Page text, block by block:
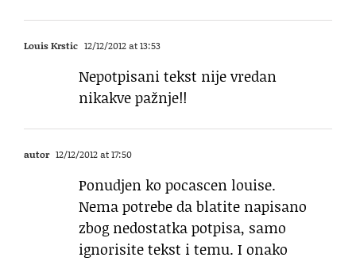
Louis Krstic 12/12/2012 at 13:53
Nepotpisani tekst nije vredan
nikakve pažnje!!
autor 12/12/2012 at 17:50
Ponudjen ko pocascen louise.
Nema potrebe da blatite napisano
zbog nedostatka potpisa, samo
ignorisite tekst i temu. I onako